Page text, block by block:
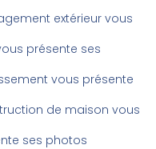
extérieur vous
présente ses
vous présente
de maison vous
ses photos